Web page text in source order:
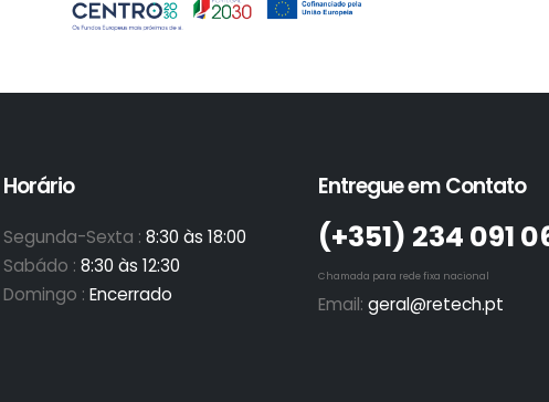
Horário
Segunda-Sexta : 8:30 às 18:00
Sabádo : 8:30 às 12:30
Domingo : Encerrado
Entregue em Contato
(+351)­ 234 091
Chamada para rede fixa nacional
Email: geral@retech.pt